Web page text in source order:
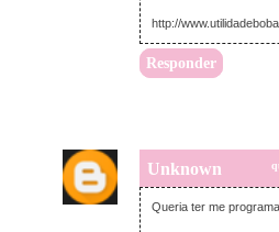
http://
Responder
Unknown
Queria ter me